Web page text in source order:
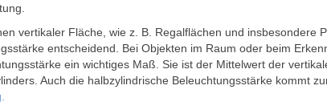
vertikaler Fläche, wie z. B. Regalflächen und insbesondere
entscheidend. Bei Objekten im Raum oder beim
ein wichtiges Maß. Sie ist der Mittelwert der
Auch die halbzylindrische Beleuchtungsstärke kommt